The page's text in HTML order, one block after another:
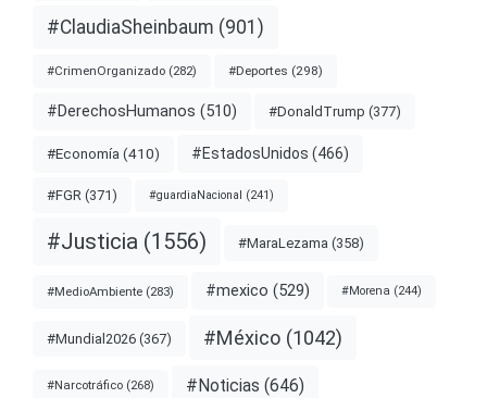
#ClaudiaSheinbaum (901)
#CrimenOrganizado (282) #Deportes (298)
#DerechosHumanos (510) #DonaldTrump (377)
#Economía (410) #EstadosUnidos (466)
#FGR (371) #guardiaNacional (241)
#Justicia (1556) #MaraLezama (358)
#MedioAmbiente (283) #mexico (529) #Morena (244)
#Mundial2026 (367) #México (1042)
#Narcotráfico (268) #Noticias (646)